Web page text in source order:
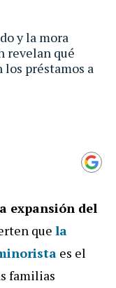
y la mora
revelan qué
los préstamos a
expansión del
que la
es el
familias